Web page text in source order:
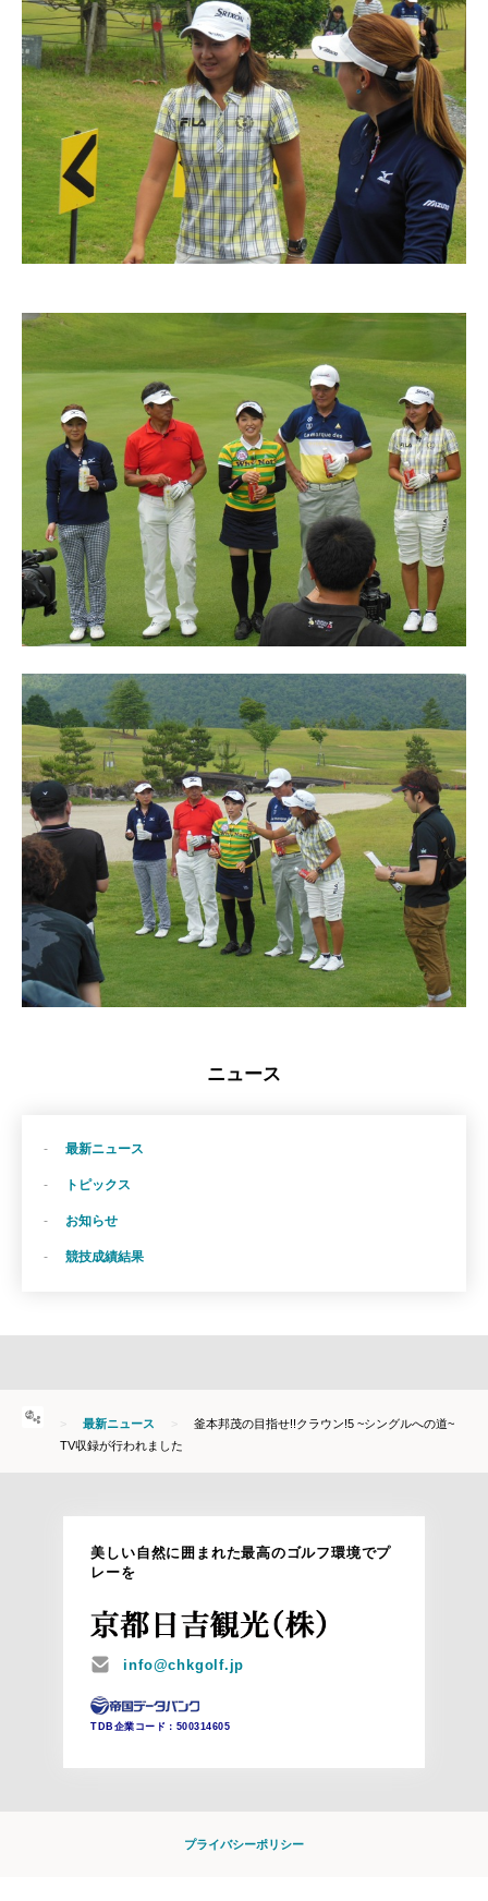
ニュース
最新ニュース
トピックス
お知らせ
競技成績結果
最新ニュース
釜本邦茂の目指せ!!クラウン!5 ~シングルへの道~
TV収録が行われました
美しい自然に囲まれた最高のゴルフ環境でプ
レーを
MAIL
info@chkgolf.jp
TDB企業コード： 500314605
プライバシーポリシー